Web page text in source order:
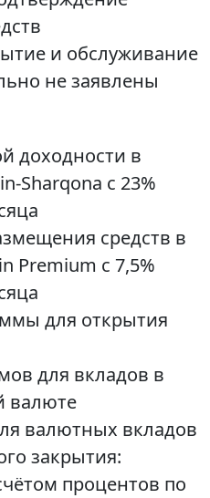
и обслуживание
не заявлены
доходности в
Sharqona с 23%
средств в
Premium с 7,5%
для открытия
для вкладов в
валюте
валютных вкладов
закрытия:
процентов по